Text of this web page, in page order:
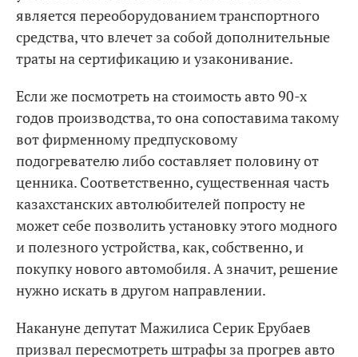
является переоборудованием транспортного
средства, что влечет за собой дополнительные
траты на сертификацию и узаконивание.
Если же посмотреть на стоимость авто 90-х
годов производства, то она сопоставима такому
вот фирменному предпусковому
подогревателю либо составляет половину от
ценника. Соответственно, существенная часть
казахстанских автолюбителей попросту не
может себе позволить установку этого модного
и полезного устройства, как, собственно, и
покупку нового автомобиля. А значит, решение
нужно искать в другом направлении.
Накануне депутат Мажилиса Серик Ерубаев
призвал пересмотреть штрафы за прогрев авто